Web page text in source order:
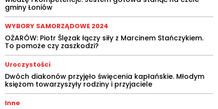
gminy Łoniów
WYBORY SAMORZĄDOWE 2024
OŻARÓW: Piotr Ślęzak łączy siły z Marcinem Stańczykiem.
To pomoże czy zaszkodzi?
Uroczystości
Dwóch diakonów przyjęło święcenia kapłańskie. Młodym
księżom towarzyszyły rodziny i przyjaciele
Inne